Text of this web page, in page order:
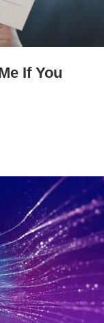
If You